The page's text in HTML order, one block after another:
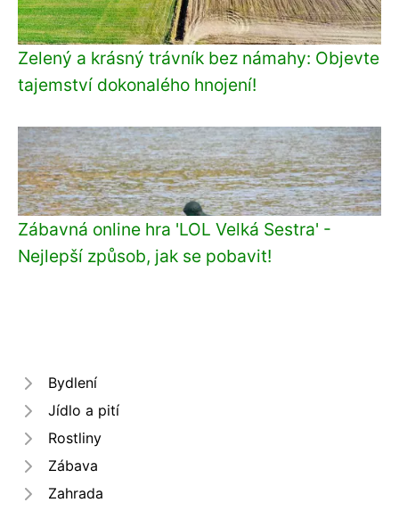
Zelený a krásný trávník bez námahy: Objevte
tajemství dokonalého hnojení!
Zábavná online hra 'LOL Velká Sestra' -
Nejlepší způsob, jak se pobavit!
Bydlení
Jídlo a pití
Rostliny
Zábava
Zahrada